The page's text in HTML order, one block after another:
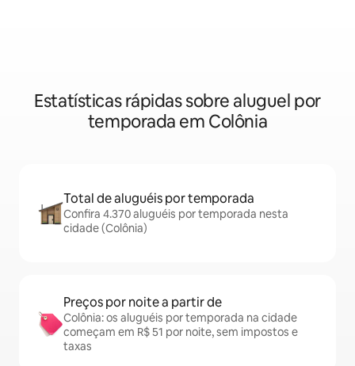
Estatísticas rápidas sobre aluguel por
temporada em Colônia
Total de aluguéis por temporada
Confira 4.370 aluguéis por temporada nesta
cidade (Colônia)
Preços por noite a partir de
Colônia: os aluguéis por temporada na cidade
começam em R$ 51 por noite, sem impostos e
taxas